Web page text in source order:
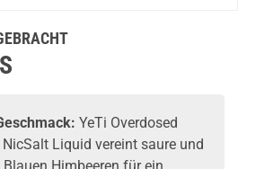
YeTi Overdosed
Liquid vereint saure und